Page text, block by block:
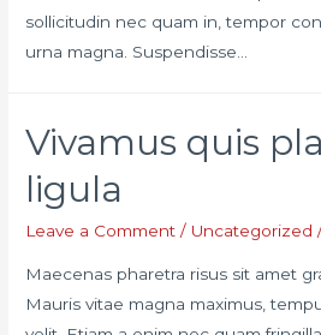
sollicitudin nec quam in, tempor
urna magna. Suspendisse…
Vivamus quis
ligula
Leave a Comment / Uncategorized
Maecenas pharetra risus sit amet
Mauris vitae magna maximus,